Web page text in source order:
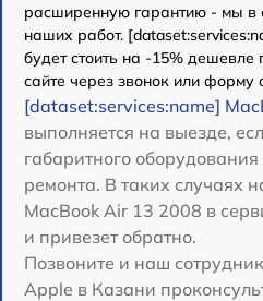
расширенную гарантию - мы в
наших работ.
будет стоить на -15%
сайте через звонок или форму
[dataset:services:name]
выполняется на выезде,
габаритного
ремонта. В таких случаях
MacBook Air 13 2008 в
и привезет обратно.
Позвоните и наш
Apple в Казани